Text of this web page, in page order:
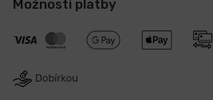
Možnosti platby